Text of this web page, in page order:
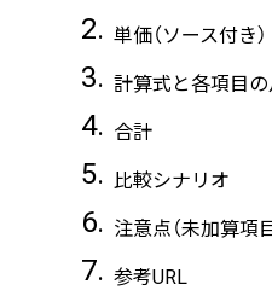
単価（ソース付き）
計算式と各項目
合計
比較シナリオ
注意点（未加算項目
参考URL